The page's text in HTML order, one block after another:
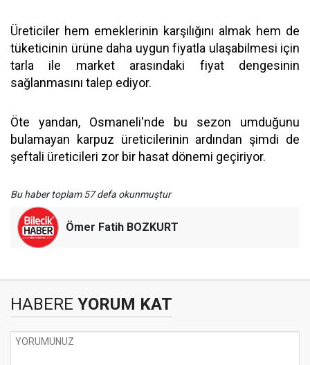
Üreticiler hem emeklerinin karşılığını almak hem de
tüketicinin ürüne daha uygun fiyatla ulaşabilmesi için
tarla ile market arasındaki fiyat dengesinin
sağlanmasını talep ediyor.
Öte yandan, Osmaneli'nde bu sezon umduğunu
bulamayan karpuz üreticilerinin ardından şimdi de
şeftali üreticileri zor bir hasat dönemi geçiriyor.
Bu haber toplam 57 defa okunmuştur
Ömer Fatih BOZKURT
HABERE YORUM KAT